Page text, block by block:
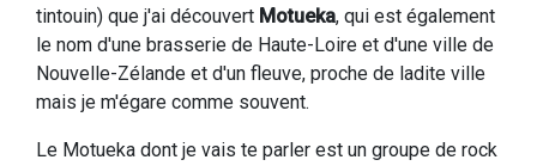
tintouin) que j'ai découvert Motueka, qui est également
le nom d'une brasserie de Haute-Loire et d'une ville de
Nouvelle-Zélande et d'un fleuve, proche de ladite ville
mais je m'égare comme souvent.
Le Motueka dont je vais te parler est un groupe de rock